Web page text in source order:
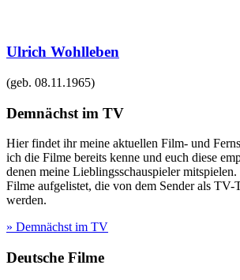
Ulrich Wohlleben
(geb. 08.11.1965)
Demnächst im TV
Hier findet ihr meine aktuellen Film- und
ich die Filme bereits kenne und euch diese
denen meine Lieblingsschauspieler mitspielen.
Filme aufgelistet, die von dem Sender als TV-
werden.
» Demnächst im TV
Deutsche Filme